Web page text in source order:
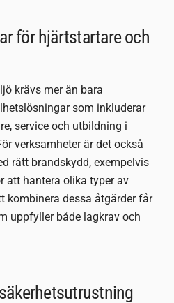
för hjärtstartare och
krävs mer än bara
som inkluderar
service och utbildning i
verksamheter är det också
rätt brandskydd, exempelvis
att hantera olika typer av
kombinera dessa åtgärder får
uppfyller både lagkrav och